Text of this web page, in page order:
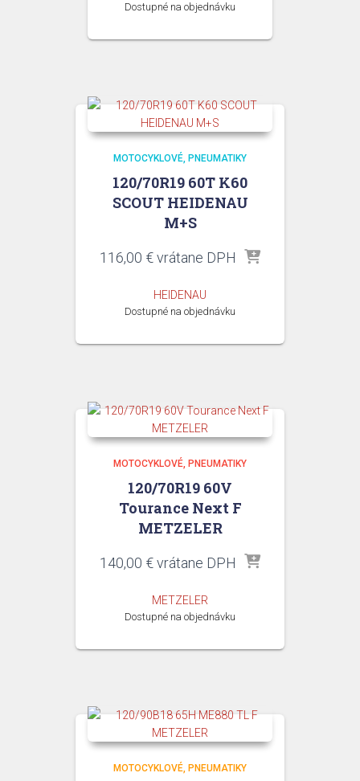
Dostupné na objednávku
MOTOCYKLOVÉ PNEUMATIKY
120/70R19 60T K60
SCOUT HEIDENAU
M+S
116,00 €vrátane DPH
HEIDENAU
Dostupné na objednávku
MOTOCYKLOVÉ PNEUMATIKY
120/70R19 60V
Tourance Next F
METZELER
140,00 €vrátane DPH
METZELER
Dostupné na objednávku
MOTOCYKLOVÉ PNEUMATIKY